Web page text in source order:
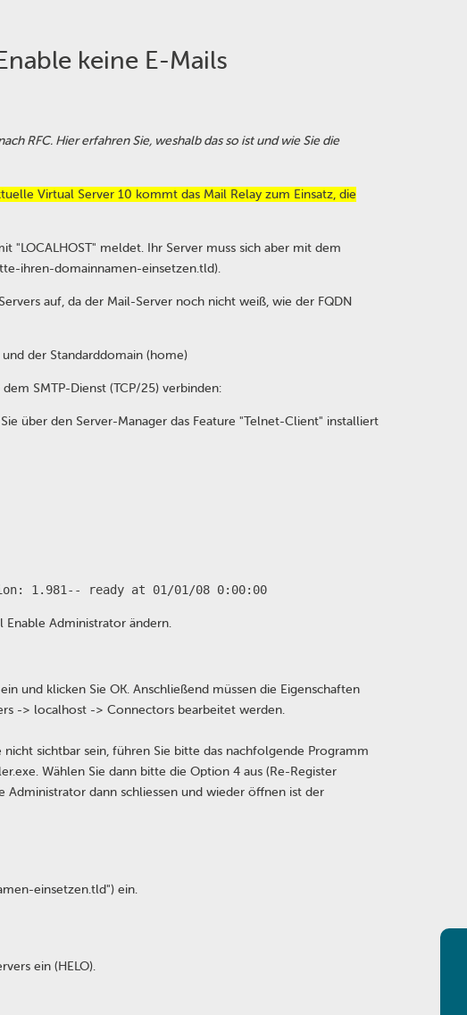
keine E-Mails
RFC. Hier erfahren Sie, weshalb das so ist und wie Sie die
Virtual Server 10 kommt das Mail Relay zum Einsatz, die
"LOCALHOST" meldet. Ihr Server muss sich aber mit dem
ihren-domainnamen-einsetzen.tld).
auf, da der Mail-Server noch nicht weiß, wie der FQDN
der Standarddomain (home)
SMTP-Dienst (TCP/25) verbinden:
über den Server-Manager das Feature "Telnet-Client" installiert
1.981-- ready at 01/01/08 0:00:00
Enable Administrator ändern.
und klicken Sie OK. Anschließend müssen die Eigenschaften
-> localhost -> Connectors bearbeitet werden.
sichtbar sein, führen Sie bitte das nachfolgende Programm
Wählen Sie dann bitte die Option 4 aus (Re-Register
Administrator dann schliessen und wieder öffnen ist der
einsetzen.tld") ein.
ein (HELO).